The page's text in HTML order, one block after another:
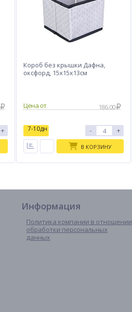
+
Короб без крышки Дафна,
оксфорд, 15x15x13см
186.00
7-10дн - +
В КОРЗИНУ
Информация
Политика компании в отношении
обработки персональных
данных